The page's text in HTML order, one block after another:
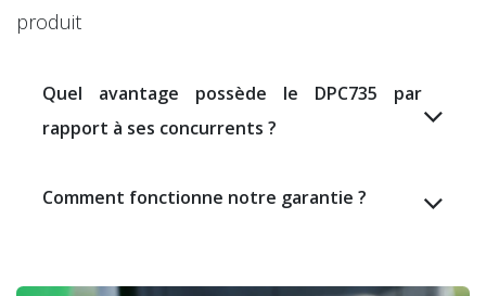
produit
Quel avantage possède le DPC735 par
rapport à ses concurrents ?
Comment fonctionne notre garantie ?